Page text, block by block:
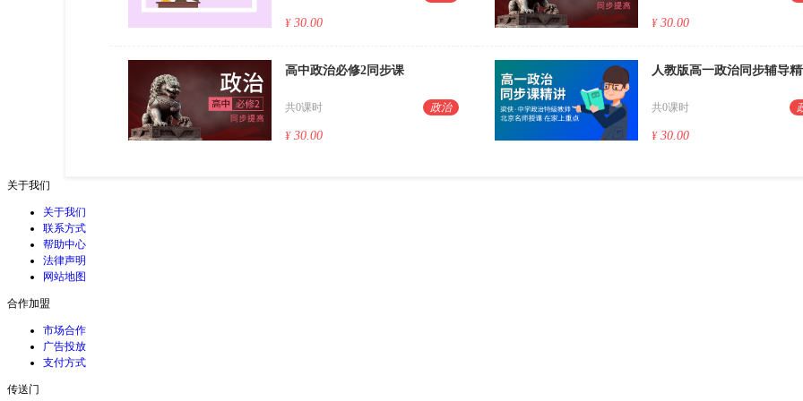
¥30.00 ¥30.00
高中政治必修2同步课
政治
共0课时
¥30.00
人教版高一政治同步辅导
共0课时
¥30.00
关于我们
关于我们
联系方式
帮助中心
法律声明
网站地图
合作加盟
市场合作
广告投放
支付方式
传送门